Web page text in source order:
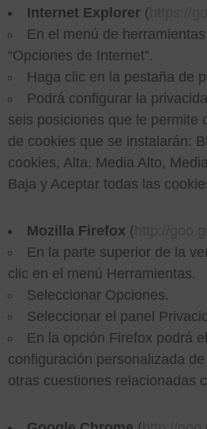
Internet Explorer (
En el menú de
“Opciones de Internet”.
Haga clic en la pestaña de
Podrá configurar la
seis posiciones que le permite
de cookies que se instalarán:
cookies, Alta, Media Alto,
Baja y Aceptar todas las
Mozilla Firefox (
En la parte superior de la
clic en el menú Herramientas.
Seleccionar Opciones.
Seleccionar el panel
En la opción Firefox podrá
configuración personalizada
otras cuestiones relacionadas